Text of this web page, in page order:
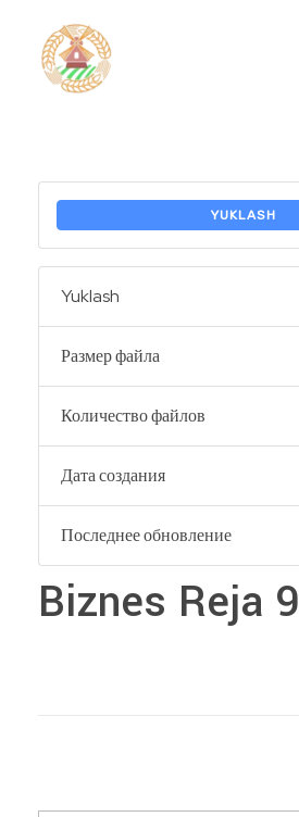
YUKLASH
Yuklash
Размер файла
Количество файлов
Дата создания
Последнее обновление
Biznes Reja 9